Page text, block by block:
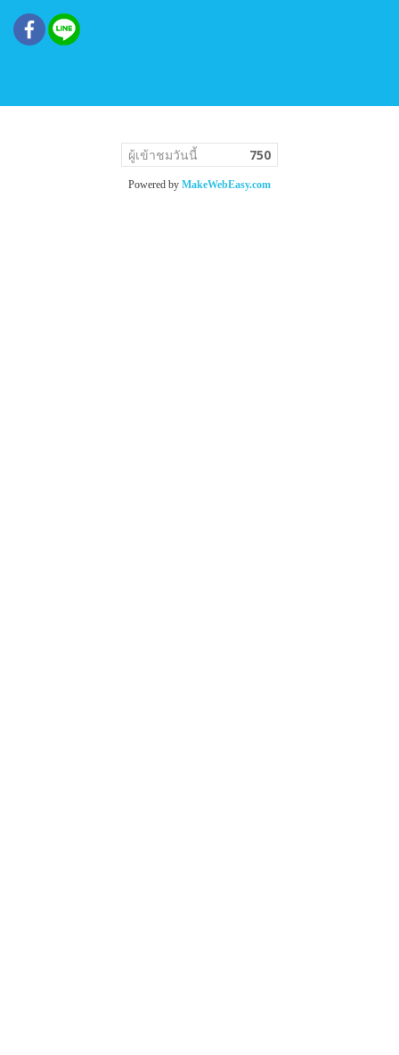
ผู้เข้าชมวันนี้ 750
Powered by MakeWebEasy.com